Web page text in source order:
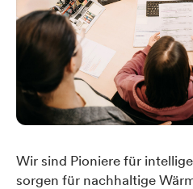
Wir sind Pioniere für
sorgen für nachhaltige